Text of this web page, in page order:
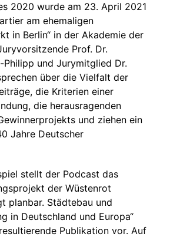
2020 wurde am 23. April 2021
am ehemaligen
in Berlin“ in der Akademie der
Prof. Dr.
Philipp und Jurymitglied Dr.
über die Vielfalt der
die Kriterien einer
die herausragenden
und ziehen ein
Jahre Deutscher
stellt der Podcast das
der Wüstenrot
planbar. Städtebau und
in Deutschland und Europa“
Publikation vor. Auf